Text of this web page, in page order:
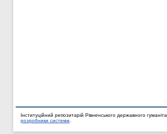
Інституційний репозитарій Рівненського державного
розробники системи